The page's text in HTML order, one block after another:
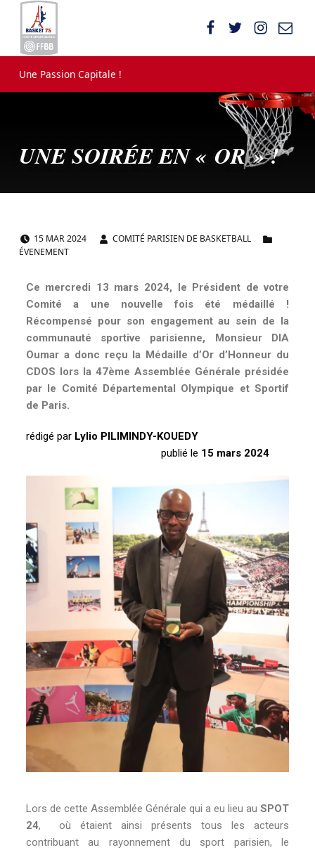
Une Passion Capitale !
UNE SOIRÉE EN « OR » !
U
E
S
O
I
R
É
E
«
O
R
»
!
POSTED ON:
15 MAR 2024 WRITTEN BY:
COMITÉ PARISIEN DE BASKETBALL
ÉVENEMENT
Ce mercredi 13 mars 2024, le Président de votre
Comité a une nouvelle fois été médaillé !
Récompensé pour son engagement au sein de la
communauté sportive parisienne, Monsieur DIA
Oumar a donc reçu la Médaille d’Or d’Honneur du
CDOS lors la 47ème Assemblée Générale présidée
par le Comité Départemental Olympique et Sportif
de Paris.
rédigé par Lylio PILIMINDY-KOUEDY
publié le 15 mars 2024
Lors de cette Assemblée Générale qui a eu lieu auSPOT
24, où étaient ainsi présents tous les acteurs
contribuant au rayonnement du sport parisien, le